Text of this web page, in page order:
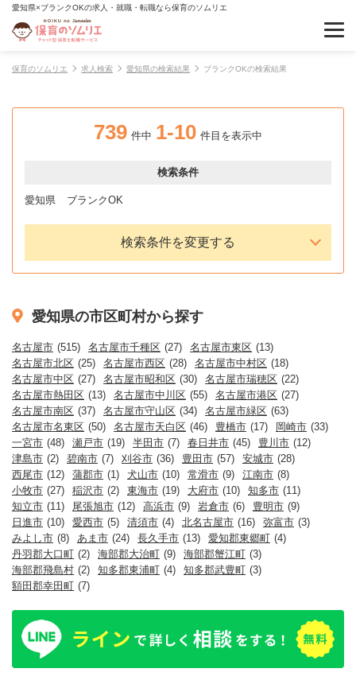
愛知県×ブランクOKの求人・就職・転職なら保育のソムリエ
保育のソムリエ 求人検索 愛知県の検索結果 ブランクOKの検索結果
739 件中 1-10 件目を表示中
検索条件
愛知県 ブランクOK
検索条件を変更する
愛知県の市区町村から探す
名古屋市 (515) 名古屋市千種区 (27) 名古屋市東区 (13)
名古屋市北区 (25) 名古屋市西区 (28) 名古屋市中村区 (18)
名古屋市中区 (27) 名古屋市昭和区 (30) 名古屋市瑞穂区 (22)
名古屋市熱田区 (13) 名古屋市中川区 (55) 名古屋市港区 (27)
名古屋市南区 (37) 名古屋市守山区 (34) 名古屋市緑区 (63)
名古屋市名東区 (50) 名古屋市天白区 (46) 豊橋市 (17) 岡崎市 (33)
一宮市 (48) 瀬戸市 (19) 半田市 (7) 春日井市 (45) 豊川市 (12)
津島市 (2) 碧南市 (7) 刈谷市 (36) 豊田市 (57) 安城市 (28)
西尾市 (12) 蒲郡市 (1) 犬山市 (10) 常滑市 (9) 江南市 (8)
小牧市 (27) 稲沢市 (2) 東海市 (19) 大府市 (10) 知多市 (11)
知立市 (11) 尾張旭市 (12) 高浜市 (9) 岩倉市 (6) 豊明市 (9)
日進市 (10) 愛西市 (5) 清須市 (4) 北名古屋市 (16) 弥富市 (3)
みよし市 (8) あま市 (24) 長久手市 (13) 愛知郡東郷町 (4)
丹羽郡大口町 (2) 海部郡大治町 (9) 海部郡蟹江町 (3)
海部郡飛島村 (2) 知多郡東浦町 (4) 知多郡武豊町 (3)
額田郡幸田町 (7)